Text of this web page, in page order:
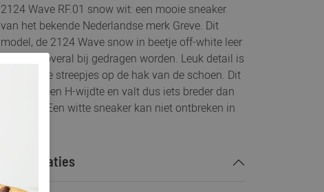
2124 Wave RF.01 snow wit: een mooie sneaker
van het bekende Nederlandse merk Greve. Dit
model, de 2124 Wave snow in beetje off-white leer
kan echt overal bij gedragen worden. Leuk detail is
die blauwe streepjes op de hak van de schoen. Dit
model is een H-wijdte en valt dus iets breder dan
normaal. Een witte sneaker kan niet ontbreken in
Specificaties